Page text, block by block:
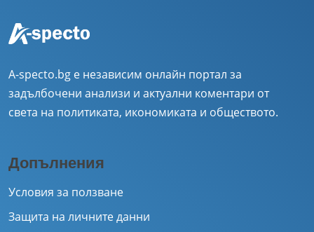
A-specto.bg е независим онлайн портал за
задълбочени анализи и актуални коментари от
света на политиката, икономиката и обществото.
Допълнения
Условия за ползване
Защита на личните данни